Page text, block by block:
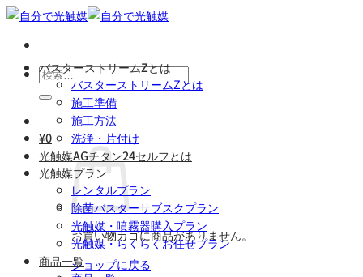
Skip
content
検
¥0
お買い物カゴに商品がありません。
ショップに戻る
バスターストリームZとは
バスターストリームZとは
施工準備
施工方法
洗浄・片付け
光触媒AGチタン24セルフとは
光触媒プラン
レンタルプラン
除菌バスターサブスクプラン
光触媒・噴霧器購入プラン
光触媒・らくらくお任せプラン
商品一覧